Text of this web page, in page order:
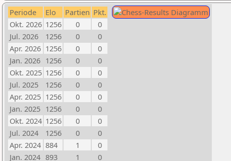
Periode Elo Partien Pkt.
Okt. 2026 1256 0
0
Jul. 2026
1256 0
0
Apr. 2026 1256 0
0
Jan. 2026 1256 0
0
Okt. 2025 1256 0
0
Jul. 2025
1256 0
0
Apr. 2025 1256 0
0
Jan. 2025 1256 0
0
Okt. 2024 1256 0
0
Jul. 2024
1256 0
0
Apr. 2024 884 1
0
Jan. 2024 893 1
0